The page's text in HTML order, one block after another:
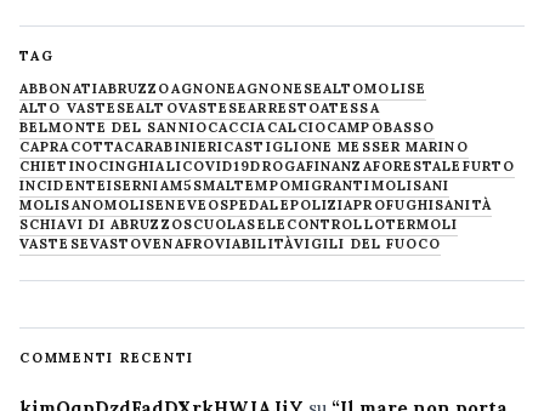
TAG
ABBONATIABRUZZOAGNONEAGNONESEALTOMOLISE
ALTO VASTESEALTOVASTESEARRESTOATESSA
BELMONTE DEL SANNIOCACCIA CALCIOCAMPOBASSO
CAPRACOTTACARABINIERICASTIGLIONE MESSER MARINO
CHIETINOCINGHIALICOVID19DROGAFINANZAFORESTALE FURTO
INCIDENTEISERNIAM5SMALTEMPOMIGRANTIMOLISANI
MOLISANOMOLISENEVE OSPEDALEPOLIZIAPROFUGHISANITÀ
SCHIAVI DI ABRUZZOSCUOLASELECONTROLLOTERMOLI
VASTESEVASTOVENAFROVIABILITÀVIGILI DEL FUOCO
COMMENTI RECENTI